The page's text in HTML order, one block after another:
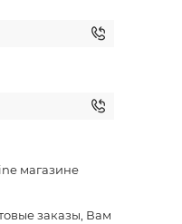
магазине
заказы, Вам